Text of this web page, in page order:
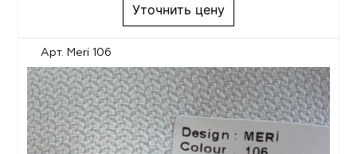
Уточнить цену
Арт. Meri 106